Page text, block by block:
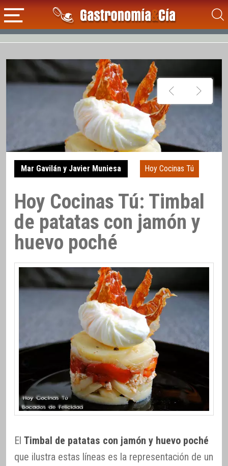
Mar Gavilán y Javier Muniesa Hoy Cocinas Tú
Hoy Cocinas Tú: Timbal
de patatas con jamón y
huevo poché
El Timbal de patatas con jamón y huevo poché
que ilustra estas líneas es la representación de un